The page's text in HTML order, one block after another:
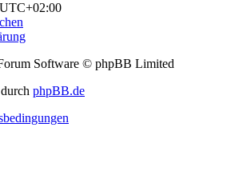
UTC+02:00
Software © phpBB Limited
phpBB.de